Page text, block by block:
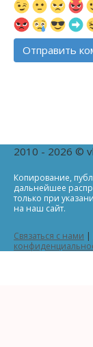
2010 - 2026 ©
Копирование,
дальнейшее
только при
на наш сайт.
Связаться с нами |